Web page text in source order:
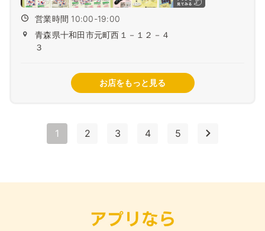
営業時間 10:00-19:00
青森県十和田市元町西１－１２－４
３
お店をもっと見る
1 2 3 4 5